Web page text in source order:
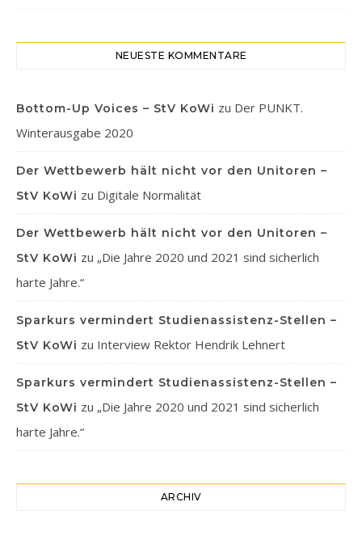
NEUESTE KOMMENTARE
Bottom-Up Voices – StV KoWi zu Der PUNKT.
Winterausgabe 2020
Der Wettbewerb hält nicht vor den Unitoren –
StV KoWi zu Digitale Normalität
Der Wettbewerb hält nicht vor den Unitoren –
StV KoWi zu „Die Jahre 2020 und 2021 sind sicherlich
harte Jahre.“
Sparkurs vermindert Studienassistenz-Stellen –
StV KoWi zu Interview Rektor Hendrik Lehnert
Sparkurs vermindert Studienassistenz-Stellen –
StV KoWi zu „Die Jahre 2020 und 2021 sind sicherlich
harte Jahre.“
ARCHIV